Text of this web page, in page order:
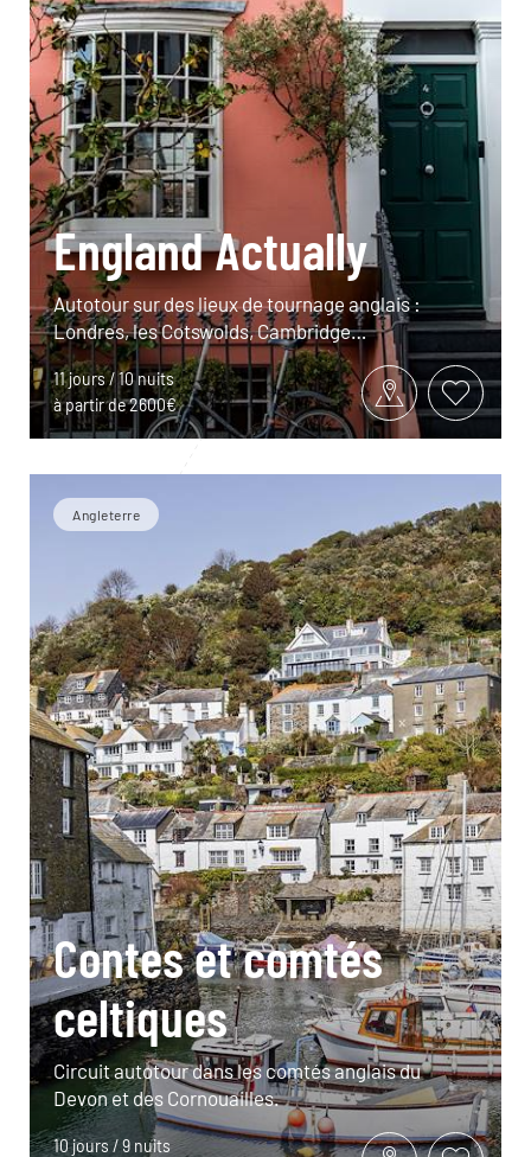
England Actually
Autotour sur des lieux de tournage anglais :
Londres, les Cotswolds, Cambridge…
11 jours / 10 nuits
à partir de 2600€
Angleterre
Contes et comtés
celtiques
Circuit autotour dans les comtés anglais du
Devon et des Cornouailles.
10 jours / 9 nuits